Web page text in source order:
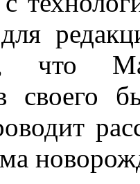
для
своего